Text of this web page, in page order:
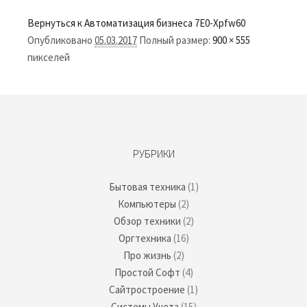
Вернуться к Автоматизация бизнеса 7E0-Xpfw60
Опубликовано 05.03.2017 Полный размер: 900 × 555
пикселей
РУБРИКИ
Бытовая техника (1)
Компьютеры (2)
Обзор техники (2)
Оргтехника (16)
Про жизнь (2)
Простой Софт (4)
Сайтростроение (1)